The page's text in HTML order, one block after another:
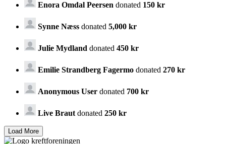
Enora Omdal Peersen donated 150 kr
Synne Næss donated 5,000 kr
Julie Mydland donated 450 kr
Emilie Strandberg Fagermo donated 270 kr
Anonymous User donated 700 kr
Live Braut donated 250 kr